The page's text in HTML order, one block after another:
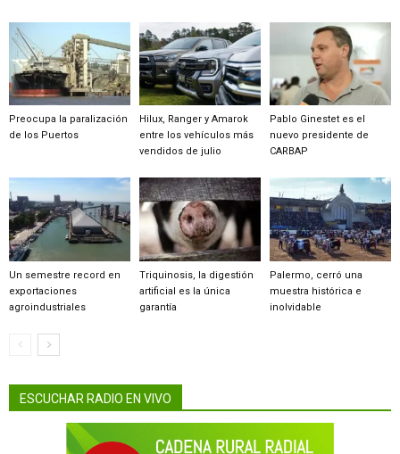
Preocupa la paralización
de los Puertos
Hilux, Ranger y Amarok
entre los vehículos más
vendidos de julio
Pablo Ginestet es el
nuevo presidente de
CARBAP
Un semestre record en
exportaciones
agroindustriales
Triquinosis, la digestión
artificial es la única
garantía
Palermo, cerró una
muestra histórica e
inolvidable
ESCUCHAR RADIO EN VIVO